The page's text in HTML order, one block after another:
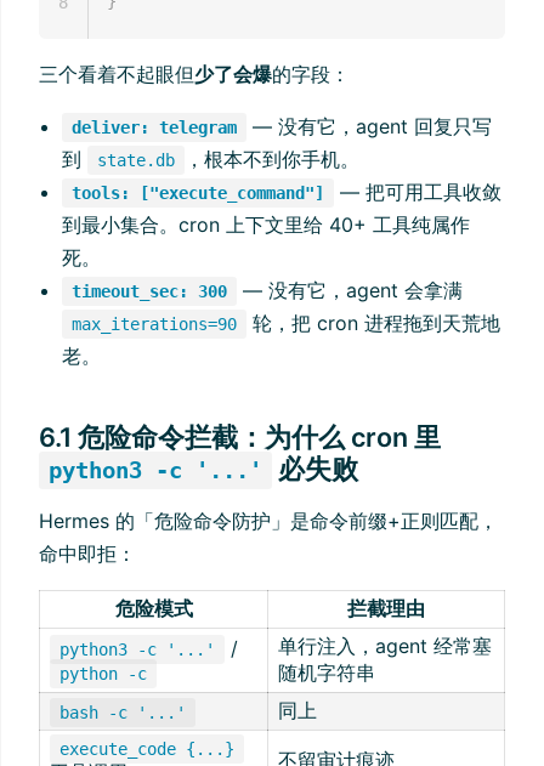
三个看着不起眼但少了会爆的字段：
deliver: telegram
— 没有它，agent 回复只写
到
state.db ，根本不到你手机。
tools: ["execute_command"]
— 把可用工具收敛
到最小集合。cron 上下文里给 40+ 工具纯属作
死。
timeout_sec: 300 — 没有它，agent 会拿满
max_iterations=90
轮，把 cron 进程拖到天荒地
老。
6.1 危险命令拦截：为什么 cron 里
python3 -c '...' 必失败
Hermes 的「危险命令防护」是命令前缀+正则匹配，
命中即拒：
危险模式 拦截理由
python3 -c '...' /
python -c
单行注入，agent 经常塞
随机字符串
bash -c '...' 同上
execute_code {...} 不留审计痕迹